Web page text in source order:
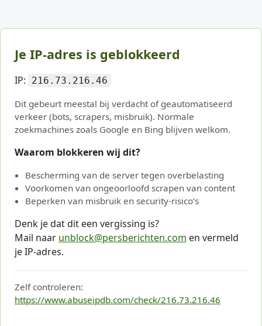
Je IP-adres is geblokkeerd
IP: 216.73.216.46
Dit gebeurt meestal bij verdacht of geautomatiseerd
verkeer (bots, scrapers, misbruik). Normale
zoekmachines zoals Google en Bing blijven welkom.
Waarom blokkeren wij dit?
Bescherming van de server tegen overbelasting
Voorkomen van ongeoorloofd scrapen van content
Beperken van misbruik en security-risico’s
Denk je dat dit een vergissing is?
Mail naar unblock@persberichten.com en vermeld
je IP-adres.
Zelf controleren:
https://www.abuseipdb.com/check/216.73.216.46